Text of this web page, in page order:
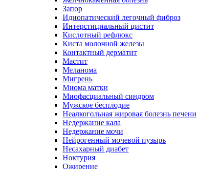
Запор
Идиопатический легочный фиброз
Интерстициальный цистит
Кислотный рефлюкс
Киста молочной железы
Контактный дерматит
Мастит
Меланома
Мигрень
Миома матки
Миофасциальный синдром
Мужское бесплодие
Неалкогольная жировая болезнь печени
Недержание кала
Недержание мочи
Нейрогенный мочевой пузырь
Несахарный диабет
Ноктурия
Ожирение